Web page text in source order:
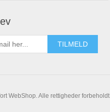
WebShop. Alle rettigheder forbeholdt.